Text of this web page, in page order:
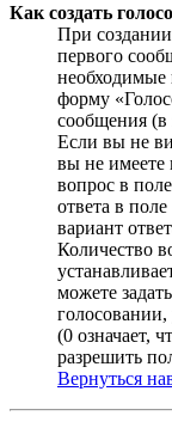
Как создать
При
первого
необходимые
форму
сообщения (в
Если вы не
вы не имеете
вопрос в
ответа в
вариант
Количество
можете
голосовании,
(0 означает,
разрешить
Вернуться